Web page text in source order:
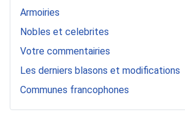
Armoiries
Nobles et celebrites
Votre commentairies
Les derniers blasons et modifications
Communes francophones